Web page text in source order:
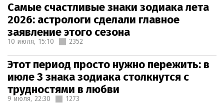
Самые счастливые знаки зодиака лета
2026: астрологи сделали главное
заявление этого сезона
10 июля, 15:10 2352
Этот период просто нужно пережить: в
июле 3 знака зодиака столкнутся с
трудностями в любви
9 июля, 22:30 1273